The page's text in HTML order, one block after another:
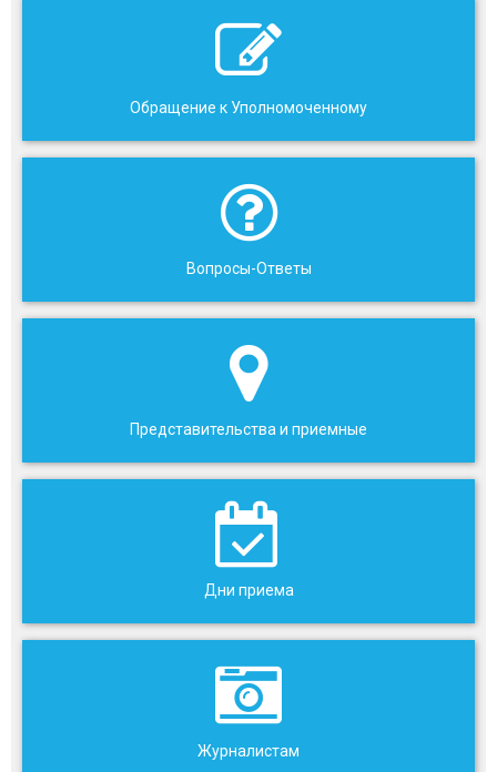
Обращение к Уполномоченному
Вопросы-Ответы
Представительства и приемные
Дни приема
Журналистам